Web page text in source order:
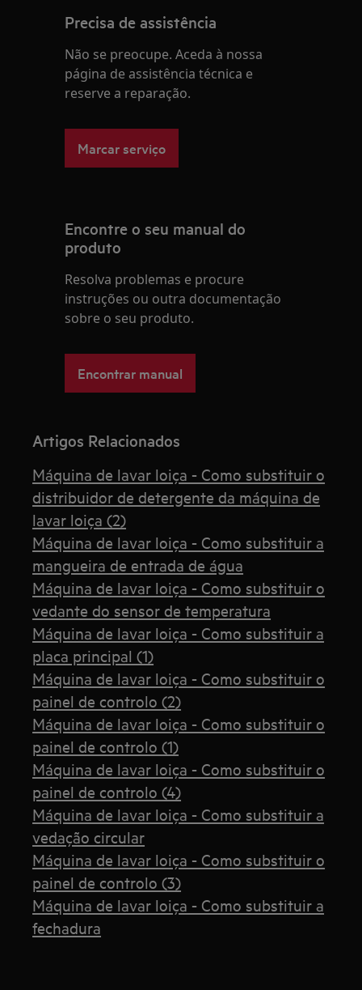
Precisa de assistência
Não se preocupe. Aceda à nossa
página de assistência técnica e
reserve a reparação.
Marcar serviço
Encontre o seu manual do
produto
Resolva problemas e procure
instruções ou outra documentação
sobre o seu produto.
Encontrar manual
Artigos Relacionados
Máquina de lavar loiça - Como substituir o
distribuidor de detergente da máquina de
lavar loiça (2)
Máquina de lavar loiça - Como substituir a
mangueira de entrada de água
Máquina de lavar loiça - Como substituir o
vedante do sensor de temperatura
Máquina de lavar loiça - Como substituir a
placa principal (1)
Máquina de lavar loiça - Como substituir o
painel de controlo (2)
Máquina de lavar loiça - Como substituir o
painel de controlo (1)
Máquina de lavar loiça - Como substituir o
painel de controlo (4)
Máquina de lavar loiça - Como substituir a
vedação circular
Máquina de lavar loiça - Como substituir o
painel de controlo (3)
Máquina de lavar loiça - Como substituir a
fechadura